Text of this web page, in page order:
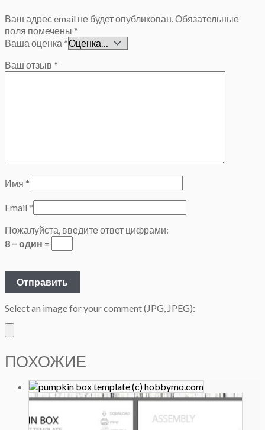
Ваш адрес email не будет опубликован.Обязательные
поля помечены *
Ваша оценка *
Ваш отзыв *
Имя *
Email *
Пожалуйста, введите ответ цифрами:
8 − один =
Select an image for your comment (JPG, JPEG):
ПОХОЖИЕ